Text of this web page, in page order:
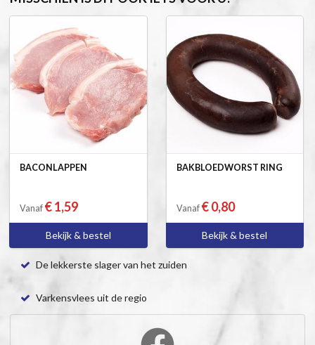
BACONLAPPEN
Vanaf € 1,59
Bekijk & bestel
BAKBLOEDWORST RING
Vanaf € 0,80
Bekijk & bestel
De lekkerste slager van het zuiden
Varkensvlees uit de regio